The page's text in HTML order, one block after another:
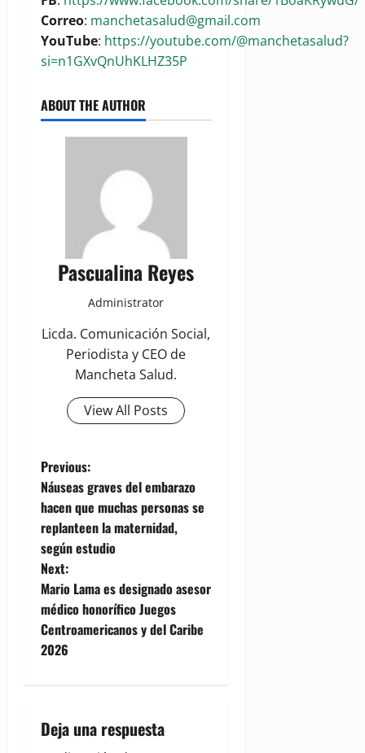
Correo: manchetasalud@gmail.com
YouTube: https://youtube.com/@manchetasalud?
si=n1GXvQnUhKLHZ35P
ABOUT THE AUTHOR
Pascualina Reyes
Administrator
Licda. Comunicación Social,
Periodista y CEO de
Mancheta Salud.
View All Posts
P
o
s
t
n
a
i
Previous:
Náuseas graves del embarazo
hacen que muchas personas se
replanteen la maternidad,
según estudio
Next:
Mario Lama es designado asesor
médico honorífico Juegos
Centroamericanos y del Caribe
2026
Deja una respuesta